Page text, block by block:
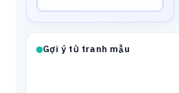
Gợi ý từ tranh mẫu